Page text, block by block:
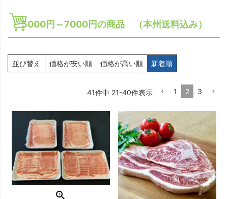
5000円～7000円の商品 （本州送料込み）
並び替え 価格が安い順 価格が高い順 新着順
41件中 21-40件表示 1 2 3